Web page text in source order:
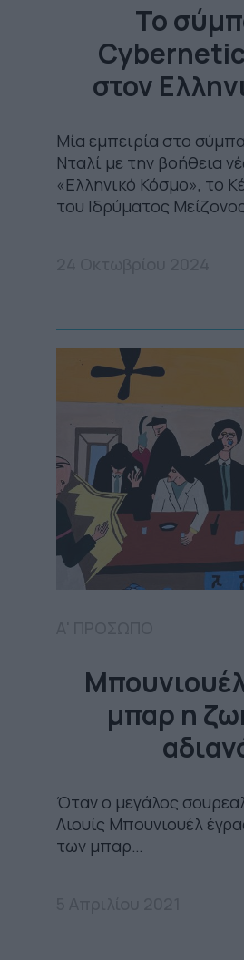
Το
στον
Μία εμπειρία στο
Νταλί με την βοήθεια
«Ελληνικό Κόσμο», το
του Ιδρύματος
μπαρ η
Όταν ο μεγάλος
Λιουίς Μπουνιουέλ
των μπαρ…